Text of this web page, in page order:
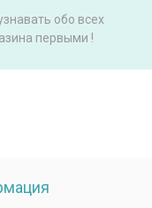
обо всех
первыми !